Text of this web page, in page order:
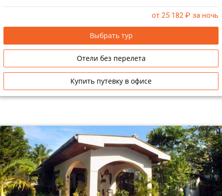
от 25 182 ₽ за ночь
Выбрать тур
Отели без перелета
Купить путевку в офисе